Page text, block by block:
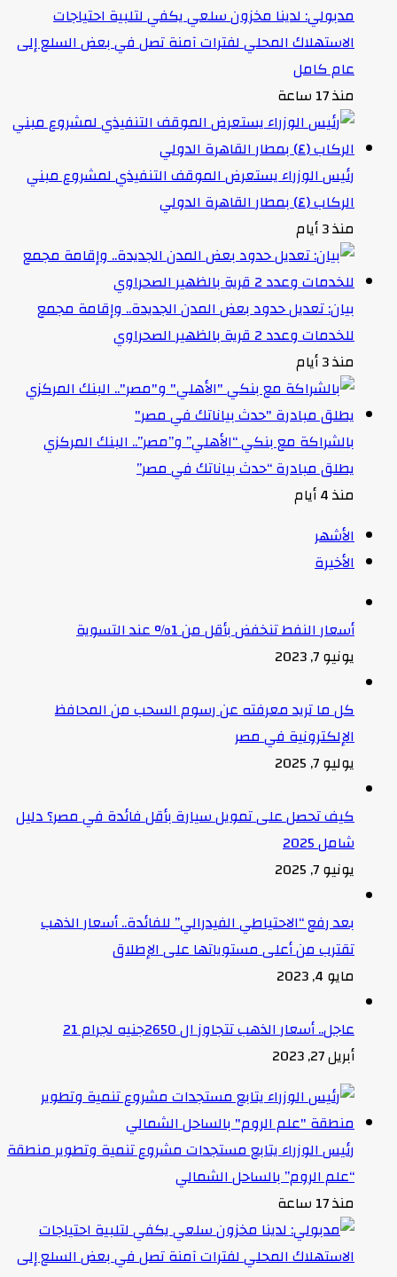
مدبولي: لدينا مخزون سلعي يكفي لتلبية احتياجات
الاستهلاك المحلي لفترات آمنة تصل في بعض السلع إلى
عام كامل
منذ 17 ساعة
رئيس الوزراء يستعرض الموقف التنفيذي لمشروع مبني
الركاب (٤) بمطار القاهرة الدولي
منذ 3 أيام
بيان: تعديل حدود بعض المدن الجديدة.. وإقامة مجمع
للخدمات وعدد 2 قرية بالظهير الصحراوي
منذ 3 أيام
بالشراكة مع بنكي “الأهلي” و”مصر”.. البنك المركزي
يطلق مبادرة “حدث بياناتك في مصر”
منذ 4 أيام
الأشهر
الأخيرة
أسعار النفط تنخفض بأقل من 1% عند التسوية
يونيو 7, 2023
كل ما تريد معرفته عن رسوم السحب من المحافظ
الإلكترونية في مصر
يوليو 7, 2025
كيف تحصل على تمويل سيارة بأقل فائدة في مصر؟ دليل
شامل 2025
يونيو 7, 2025
بعد رفع “الاحتياطي الفيدرالي” للفائدة.. أسعار الذهب
تقترب من أعلى مستوياتها على الإطلاق
مايو 4, 2023
عاجل.. أسعار الذهب تتجاوز ال 2650جنيه لجرام 21
أبريل 27, 2023
رئيس الوزراء يتابع مستجدات مشروع تنمية وتطوير منطقة
“علم الروم” بالساحل الشمالي
منذ 17 ساعة